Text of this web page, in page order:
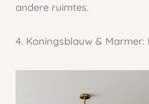
andere ruimtes.
4. Koningsblauw & Marmer: